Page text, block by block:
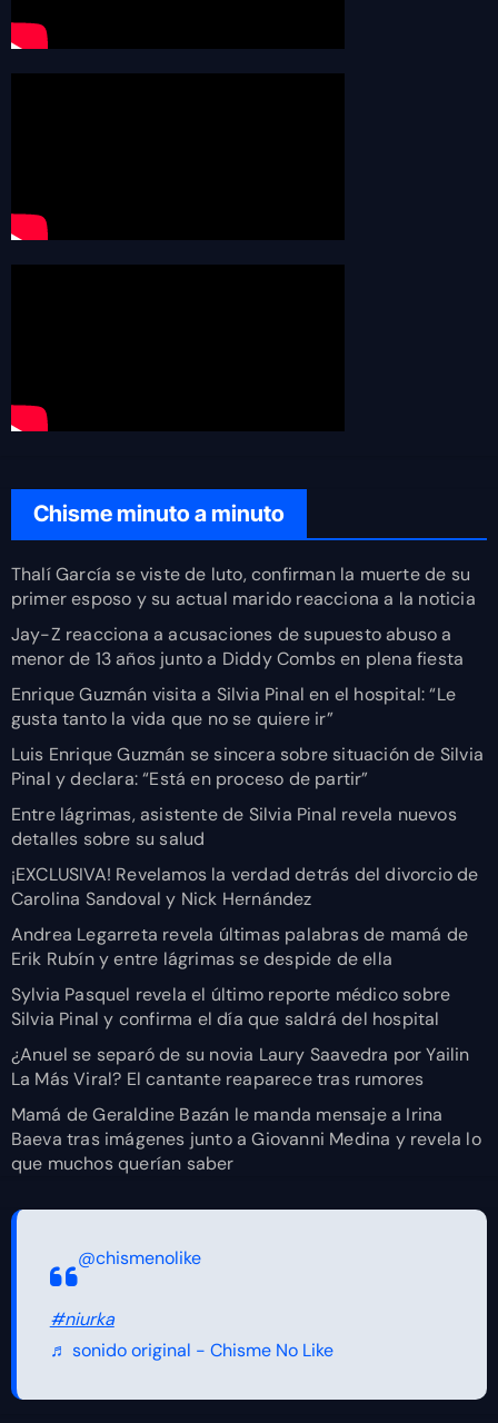
Chisme minuto a minuto
Thalí García se viste de luto, confirman la muerte de su
primer esposo y su actual marido reacciona a la noticia
Jay-Z reacciona a acusaciones de supuesto abuso a
menor de 13 años junto a Diddy Combs en plena fiesta
Enrique Guzmán visita a Silvia Pinal en el hospital: “Le
gusta tanto la vida que no se quiere ir”
Luis Enrique Guzmán se sincera sobre situación de Silvia
Pinal y declara: “Está en proceso de partir”
Entre lágrimas, asistente de Silvia Pinal revela nuevos
detalles sobre su salud
¡EXCLUSIVA! Revelamos la verdad detrás del divorcio de
Carolina Sandoval y Nick Hernández
Andrea Legarreta revela últimas palabras de mamá de
Erik Rubín y entre lágrimas se despide de ella
Sylvia Pasquel revela el último reporte médico sobre
Silvia Pinal y confirma el día que saldrá del hospital
¿Anuel se separó de su novia Laury Saavedra por Yailin
La Más Viral? El cantante reaparece tras rumores
Mamá de Geraldine Bazán le manda mensaje a Irina
Baeva tras imágenes junto a Giovanni Medina y revela lo
que muchos querían saber
@chismenolike
#niurka
♬ sonido original - Chisme No Like